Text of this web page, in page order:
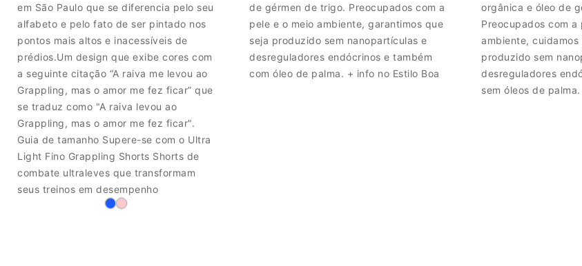
em São Paulo que se diferencia pelo seu
alfabeto e pelo fato de ser pintado nos
pontos mais altos e inacessíveis de
prédios.Um design que exibe cores com
a seguinte citação “A raiva me levou ao
Grappling, mas o amor me fez ficar” que
se traduz como "A raiva levou ao
Grappling, mas o amor me fez ficar".
Guia de tamanho Supere-se com o Ultra
Light Fino Grappling Shorts Shorts de
combate ultraleves que transformam
seus treinos em desempenho
de gérmen de trigo. Preocupados com a
pele e o meio ambiente, garantimos que
seja produzido sem nanopartículas e
desreguladores endócrinos e também
com óleo de palma. + info no Estilo Boa
orgânica e óleo de
Preocupados com a
ambiente, cuidamos
produzido sem
desreguladores
sem óleos de